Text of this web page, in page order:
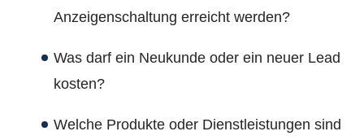
Anzeigenschaltung erreicht werden?
Was darf ein Neukunde oder ein neuer Lead
kosten?
Welche Produkte oder Dienstleistungen sind